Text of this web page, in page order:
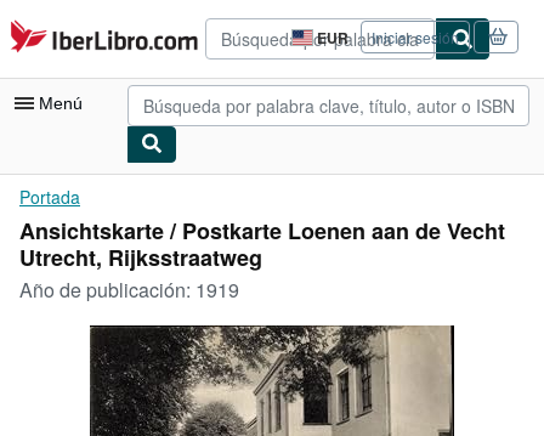
Pasar al contenido principal
IberLibro.com EUR
Preferencias
de
compra
del
Iniciar sesión
Menú
Mi cuenta
Consultar mis pedidos
Búsqueda avanzada
Colecciones
Libros antiguos
Arte y coleccionismo
Portada
Ansichtskarte / Postkarte Loenen aan de Vecht
Utrecht, Rijksstraatweg
Año de publicación: 1919